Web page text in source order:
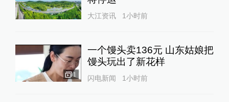
大江资讯 1小时前
1
一个馒头卖136元 山东姑娘把
馒头玩出了新花样
闪电新闻 1小时前